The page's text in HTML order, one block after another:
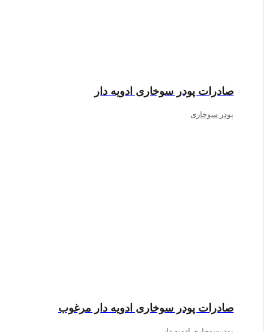
صادرات پودر سوخاری ادویه دار
پودر سوخاری
صادرات پودر سوخاری ادویه دار مرغوب